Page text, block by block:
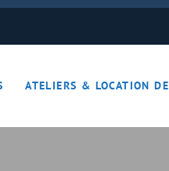
ATELIERS & LOCATION
JOUE… ON S’DETEND !!